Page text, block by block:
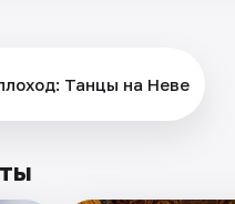
Танцы на Неве